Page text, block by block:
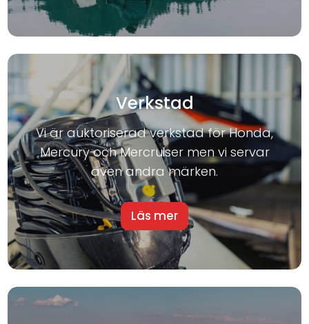
Verkstad
Vi är auktoriserad verkstad för Honda,
Mercury och Mercruiser men vi servar
även andra märken.
Läs mer